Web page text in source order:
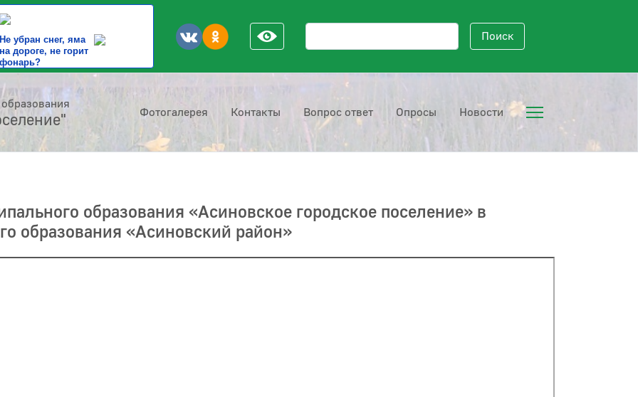
Не убран снег, яма
на дороге, не горит
фонарь?
Поисковый запрос Поиск
Фотогалерея Контакты Вопрос ответ Опросы Новости
образования «Асиновское городское поселение» в
образования «Асиновский район»